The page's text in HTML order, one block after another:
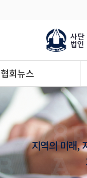
협회뉴스
지역의 미래,